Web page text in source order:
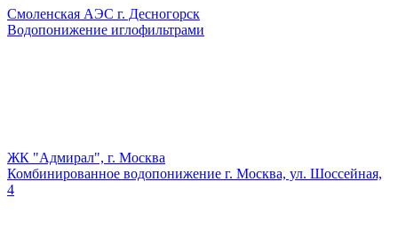
Смоленская АЭС г. Десногорск
Водопонижение иглофильтрами
ЖК "Адмирал", г. Москва
Комбинированное водопонижение г. Москва, ул. Шоссейная,
4